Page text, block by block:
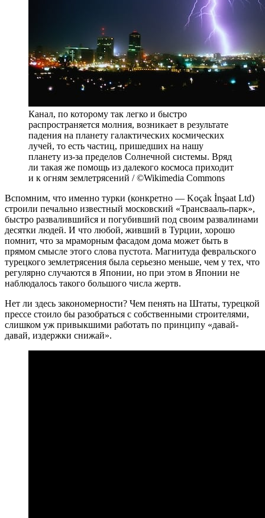
Канал, по которому так легко и быстро
распространяется молния, возникает в результате
падения на планету галактических космических
лучей, то есть частиц, пришедших на нашу
планету из-за пределов Солнечной системы. Вряд
ли такая же помощь из далекого космоса приходит
и к огням землетрясений / ©Wikimedia Commons
Вспомним, что именно турки (конкретно — Koçak İnşaat Ltd)
строили печально известный московский «Трансвааль-парк»,
быстро развалившийся и погубивший под своим развалинами
десятки людей. И что любой, живший в Турции, хорошо
помнит, что за мраморным фасадом дома может быть в
прямом смысле этого слова пустота. Магнитуда февральского
турецкого землетрясения была серьезно меньше, чем у тех, что
регулярно случаются в Японии, но при этом в Японии не
наблюдалось такого большого числа жертв.
Нет ли здесь закономерности? Чем пенять на Штаты, турецкой
прессе стоило бы разобраться с собственными строителями,
слишком уж привыкшими работать по принципу «давай-
давай, издержки снижай».